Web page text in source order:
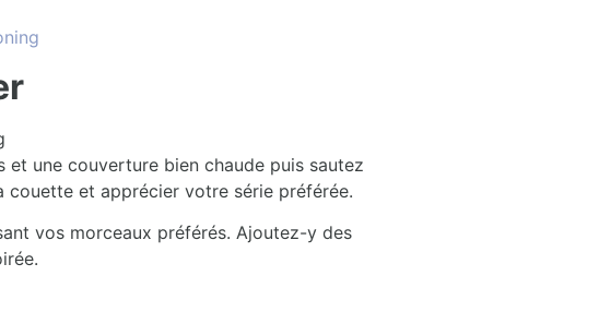
une couverture bien chaude puis sautez
et apprécier votre série préférée.
vos morceaux préférés. Ajoutez-y des